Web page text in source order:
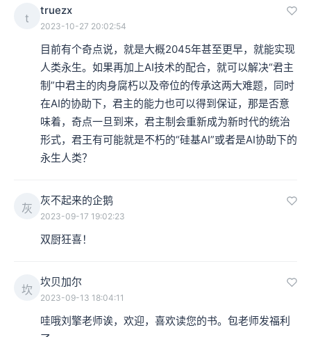
t
truezx
2023-10-27 20:02:54
目前有个奇点说，就是大概2045年甚至更早，就能实现
人类永生。如果再加上AI技术的配合，就可以解决“君主
制”中君主的肉身腐朽以及帝位的传承这两大难题，同时
在AI的协助下，君主的能力也可以得到保证，那是否意
味着，奇点一旦到来，君主制会重新成为新时代的统治
形式，君王有可能就是不朽的“硅基AI”或者是AI协助下的
永生人类？
灰
灰不起来的企鹅
2023-09-17 19:02:23
双厨狂喜！
坎
坎贝加尔
2023-09-13 18:04:11
哇哦刘擎老师诶，欢迎，喜欢读您的书。包老师发福利